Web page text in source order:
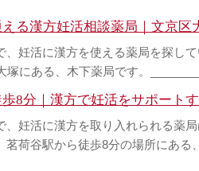
る漢方妊活相談薬局｜文京区
、妊活に漢方を使える薬局を探し
塚にある、木下薬局です。
8分｜漢方で妊活をサポート
、妊活に漢方を取り入れられる薬
茗荷谷駅から徒歩8分の場所にある